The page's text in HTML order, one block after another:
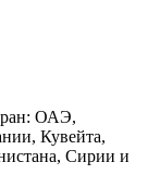
ОАЭ,
Кувейта,
Сирии и